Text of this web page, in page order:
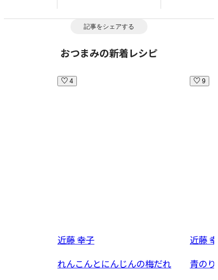
記事をシェアする
おつまみの新着レシピ
4
近藤 幸子
れんこんとにんじんの梅だれ
9
近藤
青の